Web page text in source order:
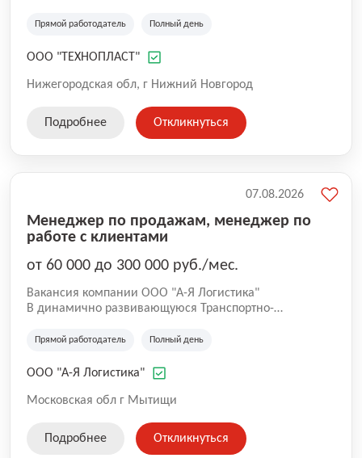
пластмассовых деталей экстерьера и интерьера для
сертификаты соответствия, выданные Госстандартом
Прямой работодатель Полный день
ООО "ТЕХНОПЛАСТ"
Нижегородская обл, г Нижний Новгород
Подробнее Откликнуться
Менеджер по продажам, менеджер по
работе с клиентами
от 60 000 до 300 000 руб./мес.
Вакансия компании ООО "А-Я Логистика"
В динамично развивающуюся Транспортно-
набор на магистральное направление Москва –
направлении составляет 35 000 км в месяц.
Прямой работодатель Полный день
ООО "А-Я Логистика"
Московская обл г Мытищи
07.08.2026
Подробнее Откликнуться